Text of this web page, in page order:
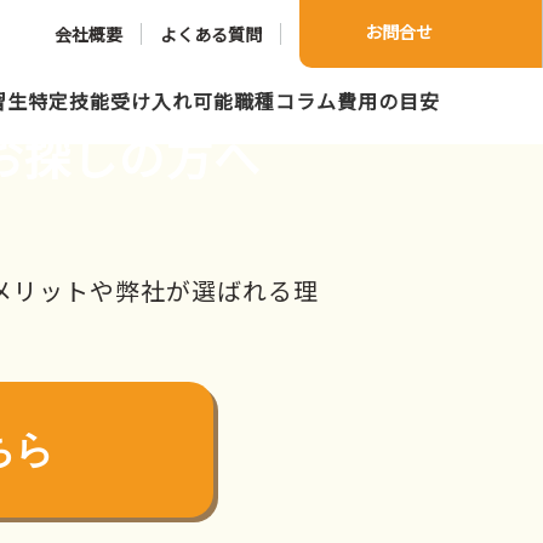
会社概要 よくある質問 お問合せ
生特定技能受け入れ可能職種コラム費用の目安
ットや弊社が選ばれる理
ら